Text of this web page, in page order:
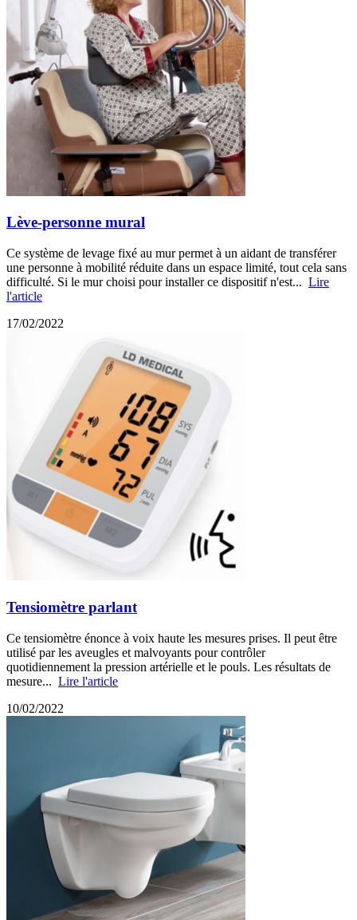
Lève-personne mural
Ce système de levage fixé au mur permet à un aidant de transférer
une personne à mobilité réduite dans un espace limité, tout cela sans
difficulté. Si le mur choisi pour installer ce dispositif n'est... Lire
l'article
17/02/2022
Tensiomètre parlant
Ce tensiomètre énonce à voix haute les mesures prises. Il peut être
utilisé par les aveugles et malvoyants pour contrôler
quotidiennement la pression artérielle et le pouls. Les résultats de
mesure... Lire l'article
10/02/2022